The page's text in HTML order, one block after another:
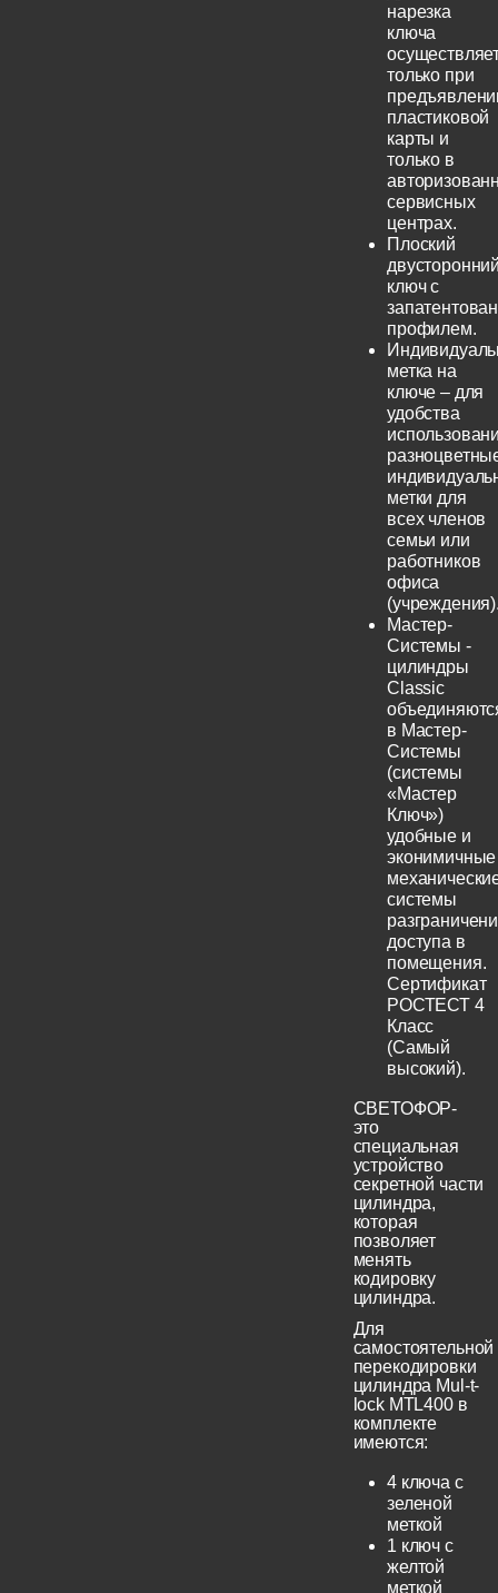
нарезка
ключа
только при
пластиковой
карты и
только в
сервисных
центрах.
Плоский
ключ с
профилем.
метка на
ключе – для
удобства
метки для
всех членов
семьи или
работников
офиса
Мастер-
Системы -
цилиндры
Classic
в Мастер-
Системы
(системы
«Мастер
Ключ»)
удобные и
эконимичные
системы
доступа в
помещения.
Сертификат
РОСТЕСТ 4
Класс
(Самый
высокий).
СВЕТОФОР-
это
специальная
устройство
секретной части
цилиндра,
которая
позволяет
менять
кодировку
цилиндра.
Для
самостоятельной
перекодировки
цилиндра Mul-t-
lock MTL400 в
комплекте
имеются:
4 ключа с
зеленой
меткой
1 ключ с
желтой
меткой